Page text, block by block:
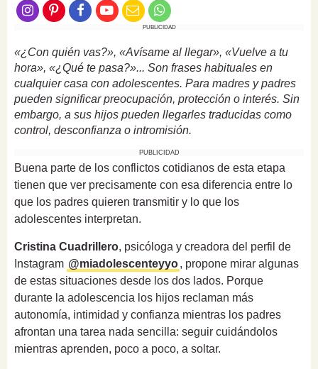
PUBLICIDAD
«¿Con quién vas?», «Avísame al llegar», «Vuelve a tu
hora», «¿Qué te pasa?»... Son frases habituales en
cualquier casa con adolescentes. Para madres y padres
pueden significar preocupación, protección o interés. Sin
embargo, a sus hijos pueden llegarles traducidas como
control, desconfianza o intromisión.
PUBLICIDAD
Buena parte de los conflictos cotidianos de esta etapa
tienen que ver precisamente con esa diferencia entre lo
que los padres quieren transmitir y lo que los
adolescentes interpretan.
Cristina Cuadrillero, psicóloga y creadora del perfil de
Instagram @miadolescenteyyo, propone mirar algunas
de estas situaciones desde los dos lados. Porque
durante la adolescencia los hijos reclaman más
autonomía, intimidad y confianza mientras los padres
afrontan una tarea nada sencilla: seguir cuidándolos
mientras aprenden, poco a poco, a soltar.